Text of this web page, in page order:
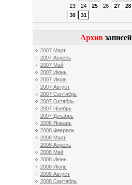
23
24 25 26 27 28
30
31
Архив записей
2007 Март
2007 Апрель
2007 Май
2007 Июнь
2007 Июль
2007 Август
2007 Сентябрь
2007 Октябрь
2007 Ноябрь
2007 Декабрь
2008 Январь
2008 Февраль
2008 Март
2008 Апрель
2008 Май
2008 Июнь
2008 Июль
2008 Август
2008 Сентябрь